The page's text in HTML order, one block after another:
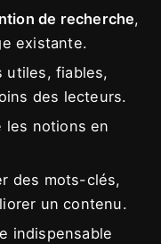
de recherche,
existante.
utiles, fiables,
des lecteurs.
les notions en
des mots-clés,
un contenu.
indispensable